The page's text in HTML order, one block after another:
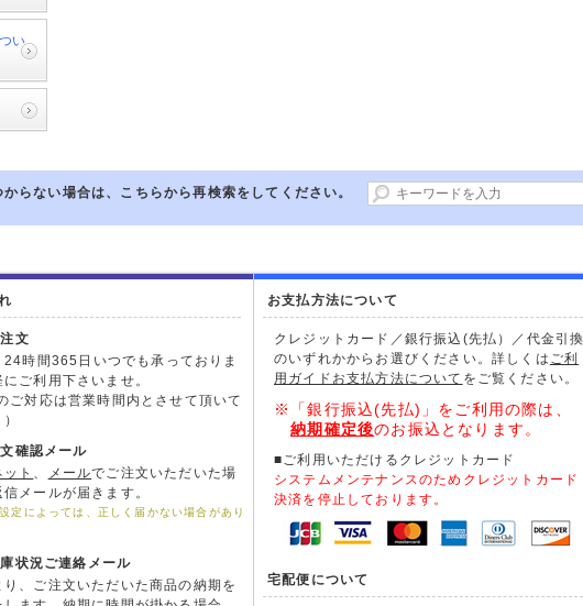
い
らない場合は、こちらから再検索をしてください。
文
24時間365日いつでも承っておりま
ご利用下さいませ。
ご対応は営業時間内とさせて頂いて
確認メール
ト 、 メールでご注文いただいた場
メールが届きます。
定によっては、正しく届かない場合があり
状況ご連絡メール
り、ご注文いただいた商品の納期を
お支払方法について
クレジットカード／銀行振込(先払）／代金引換
のいずれかからお選びください。詳しくは ご利
用ガイドお支払方法について をご覧ください。
※「銀行振込(先払)」をご利用の際は、
納期確定後のお振込となります。
■ご利用いただけるクレジットカード
システムメンテナンスのためクレジットカード
決済を停止しております。
宅配便について